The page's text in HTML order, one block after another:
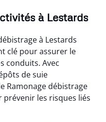
à Lestards
à Lestards
clé pour assurer le
conduits. Avec
de suie
Ramonage débistrage
prévenir les risques liés